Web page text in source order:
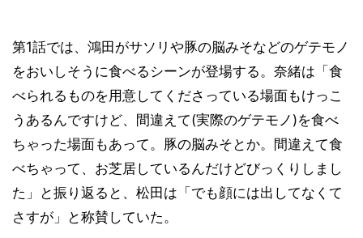
第1話では、鴻田がサソリや豚の脳みそなどのゲテモノ
をおいしそうに食べるシーンが登場する。奈緒は「食
べられるものを用意してくださっている場面もけっこ
うあるんですけど、間違えて(実際のゲテモノ)を食べ
ちゃった場面もあって。豚の脳みそとか。間違えて食
べちゃって、お芝居しているんだけどびっくりしまし
た」と振り返ると、松田は「でも顔には出してなくて
さすが」と称賛していた。